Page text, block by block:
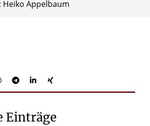
Appelbaum
Einträge